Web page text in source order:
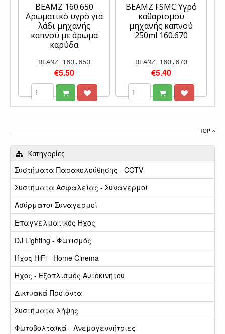
BEAMZ 160.650
Αρωματικό υγρό για
λάδι μηχανής
καπνού με άρωμα
καρύδα
BEAMZ 160.650
€5.50
BEAMZ FSMC Υγρό
καθαρισμού
μηχανής καπνού
250ml 160.670
BEAMZ 160.670
€5.40
TOP
Κατηγορίες
Συστήματα Παρακολούθησης - CCTV
Συστήματα Ασφαλείας - Συναγερμοί
Ασύρματοι Συναγερμοί
Επαγγελματικός Ήχος
DJ Lighting - Φωτισμός
Ήχος HiFi - Home Cinema
Ήχος - Εξοπλισμός Αυτοκινήτου
Δικτυακά Προϊόντα
Συστήματα λήψης
Φωτοβολταϊκά - Ανεμογεννήτριες